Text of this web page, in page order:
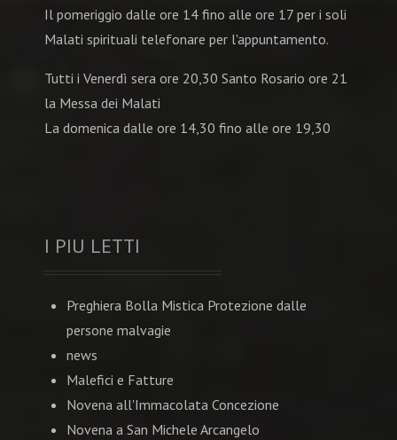
Il pomeriggio dalle ore 14 fino alle ore 17 per i soli
Malati spirituali telefonare per l'appuntamento.
Tutti i Venerdì sera ore 20,30 Santo Rosario ore 21
la Messa dei Malati
La domenica dalle ore 14,30 fino alle ore 19,30
I PIU LETTI
Preghiera Bolla Mistica Protezione dalle
persone malvagie
news
Malefici e Fatture
Novena all'Immacolata Concezione
Novena a San Michele Arcangelo